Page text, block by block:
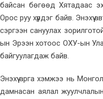
байсан бөгөөд Хятадаас
Орос руу хүрдэг байв. Энэхүү
сэргээн сануулах
ын Эрээн хотоос ОХУ-ын
байгуулагдаж байв.
Энэхүү арга хэмжээ нь
дамнасан аялал жуулчлалын